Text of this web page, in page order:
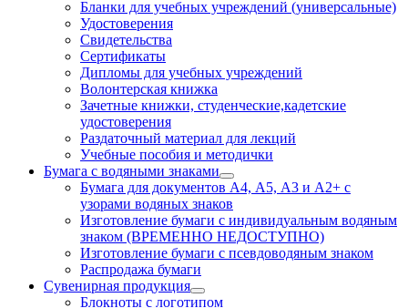
Бланки для учебных учреждений (универсальные)
Удостоверения
Свидетельства
Сертификаты
Дипломы для учебных учреждений
Волонтерская книжка
Зачетные книжки, студенческие,кадетские
удостоверения
Раздаточный материал для лекций
Учебные пособия и методички
Бумага с водяными знаками
Бумага для документов А4, А5, А3 и А2+ с
узорами водяных знаков
Изготовление бумаги с индивидуальным водяным
знаком (ВРЕМЕННО НЕДОСТУПНО)
Изготовление бумаги с псевдоводяным знаком
Распродажа бумаги
Сувенирная продукция
Блокноты с логотипом